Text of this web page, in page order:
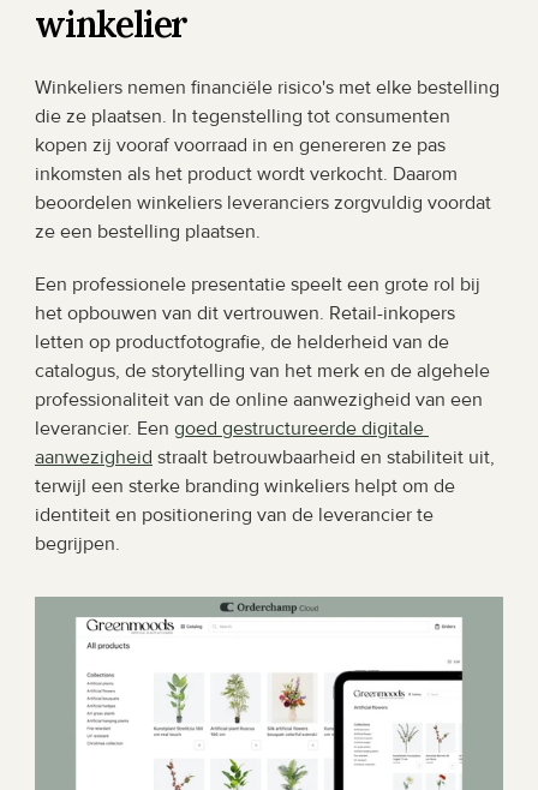
winkelier
Winkeliers nemen financiële risico's met elke bestelling
die ze plaatsen. In tegenstelling tot consumenten
kopen zij vooraf voorraad in en genereren ze pas
inkomsten als het product wordt verkocht. Daarom
beoordelen winkeliers leveranciers zorgvuldig voordat
ze een bestelling plaatsen.
Een professionele presentatie speelt een grote rol bij
het opbouwen van dit vertrouwen. Retail-inkopers
letten op productfotografie, de helderheid van de
catalogus, de storytelling van het merk en de algehele
professionaliteit van de online aanwezigheid van een
leverancier. Een goed gestructureerde digitale
aanwezigheid straalt betrouwbaarheid en stabiliteit uit,
terwijl een sterke branding winkeliers helpt om de
identiteit en positionering van de leverancier te
begrijpen.